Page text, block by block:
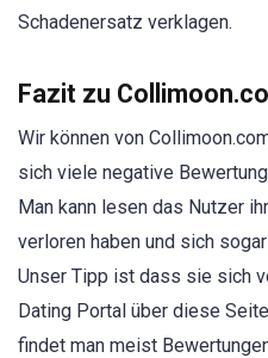
Schadenersatz verklagen.
Fazit zu
Wir können von
sich viele negative
Man kann lesen das Nutzer
verloren haben und sich
Unser Tipp ist dass sie sich
Dating Portal über diese
findet man meist